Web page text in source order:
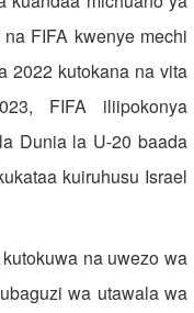
FIFA kwenye mechi
2022 kutokana na vita
FIFA iliipokonya
Dunia la U-20 baada
kuiruhusu Israel
na uwezo wa
wa utawala wa